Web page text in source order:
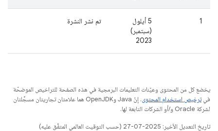
1
5 أيلول
(سبتمبر)
2023
تم نشر النشرة
يخضع كل من المحتوى وعيّنات التعليمات البرمجية في هذه الصفحة للتراخيص الموضحّة
فيترخيص استخدام المحتوى
. إنّ Java وOpenJDK هما علامتان تجاريتان مسجَّلتان
لشركة Oracle و/أو الشركات التابعة لها.
تاريخ التعديل الأخير: 2025-07-27 (حسب التوقيت العالمي المتفَّق عليه)